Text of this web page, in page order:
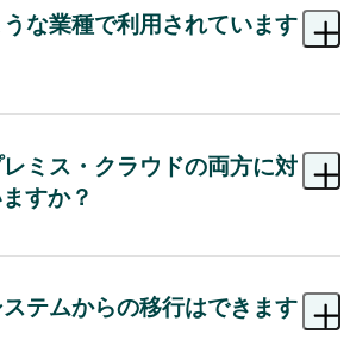
うな業種で利用されています
通信業・医療・介護・ホテル・メーカ
造業では、営業管理だけでなく、問い
や保守サポート、顧客対応履歴の共有
れています。
ミス・クラウドの両方に対
すか？
は、クラウド・オンプレミス
用体制に合わせて導入形態を選択でき
テムからの移行はできます